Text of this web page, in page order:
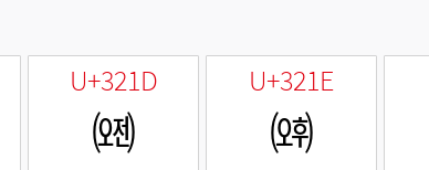
U+321D
㈝
U+321E
㈞